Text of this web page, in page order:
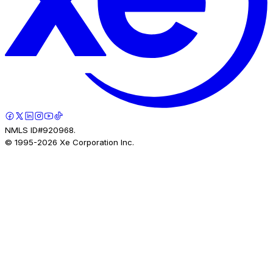
NMLS ID#920968.
© 1995-2026 Xe Corporation Inc.